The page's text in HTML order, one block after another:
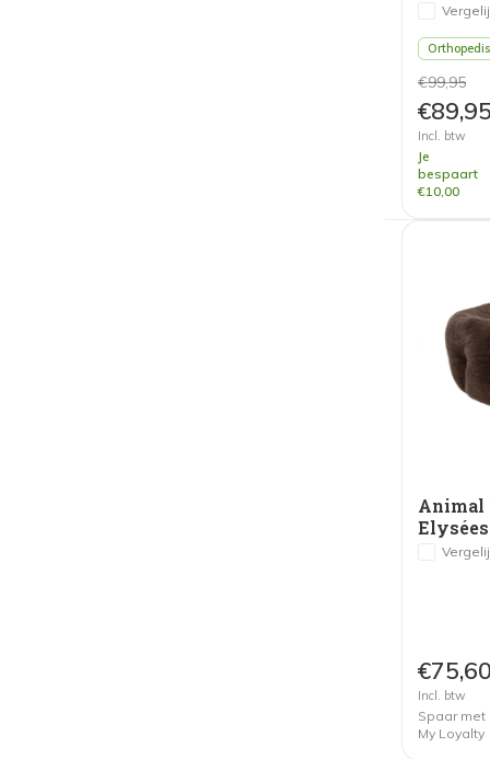
€99,95
€89,95
Incl. btw
Je
bespaart
€10,00
Animal
€75,60
Incl. btw
Spaar met
My Loyalty